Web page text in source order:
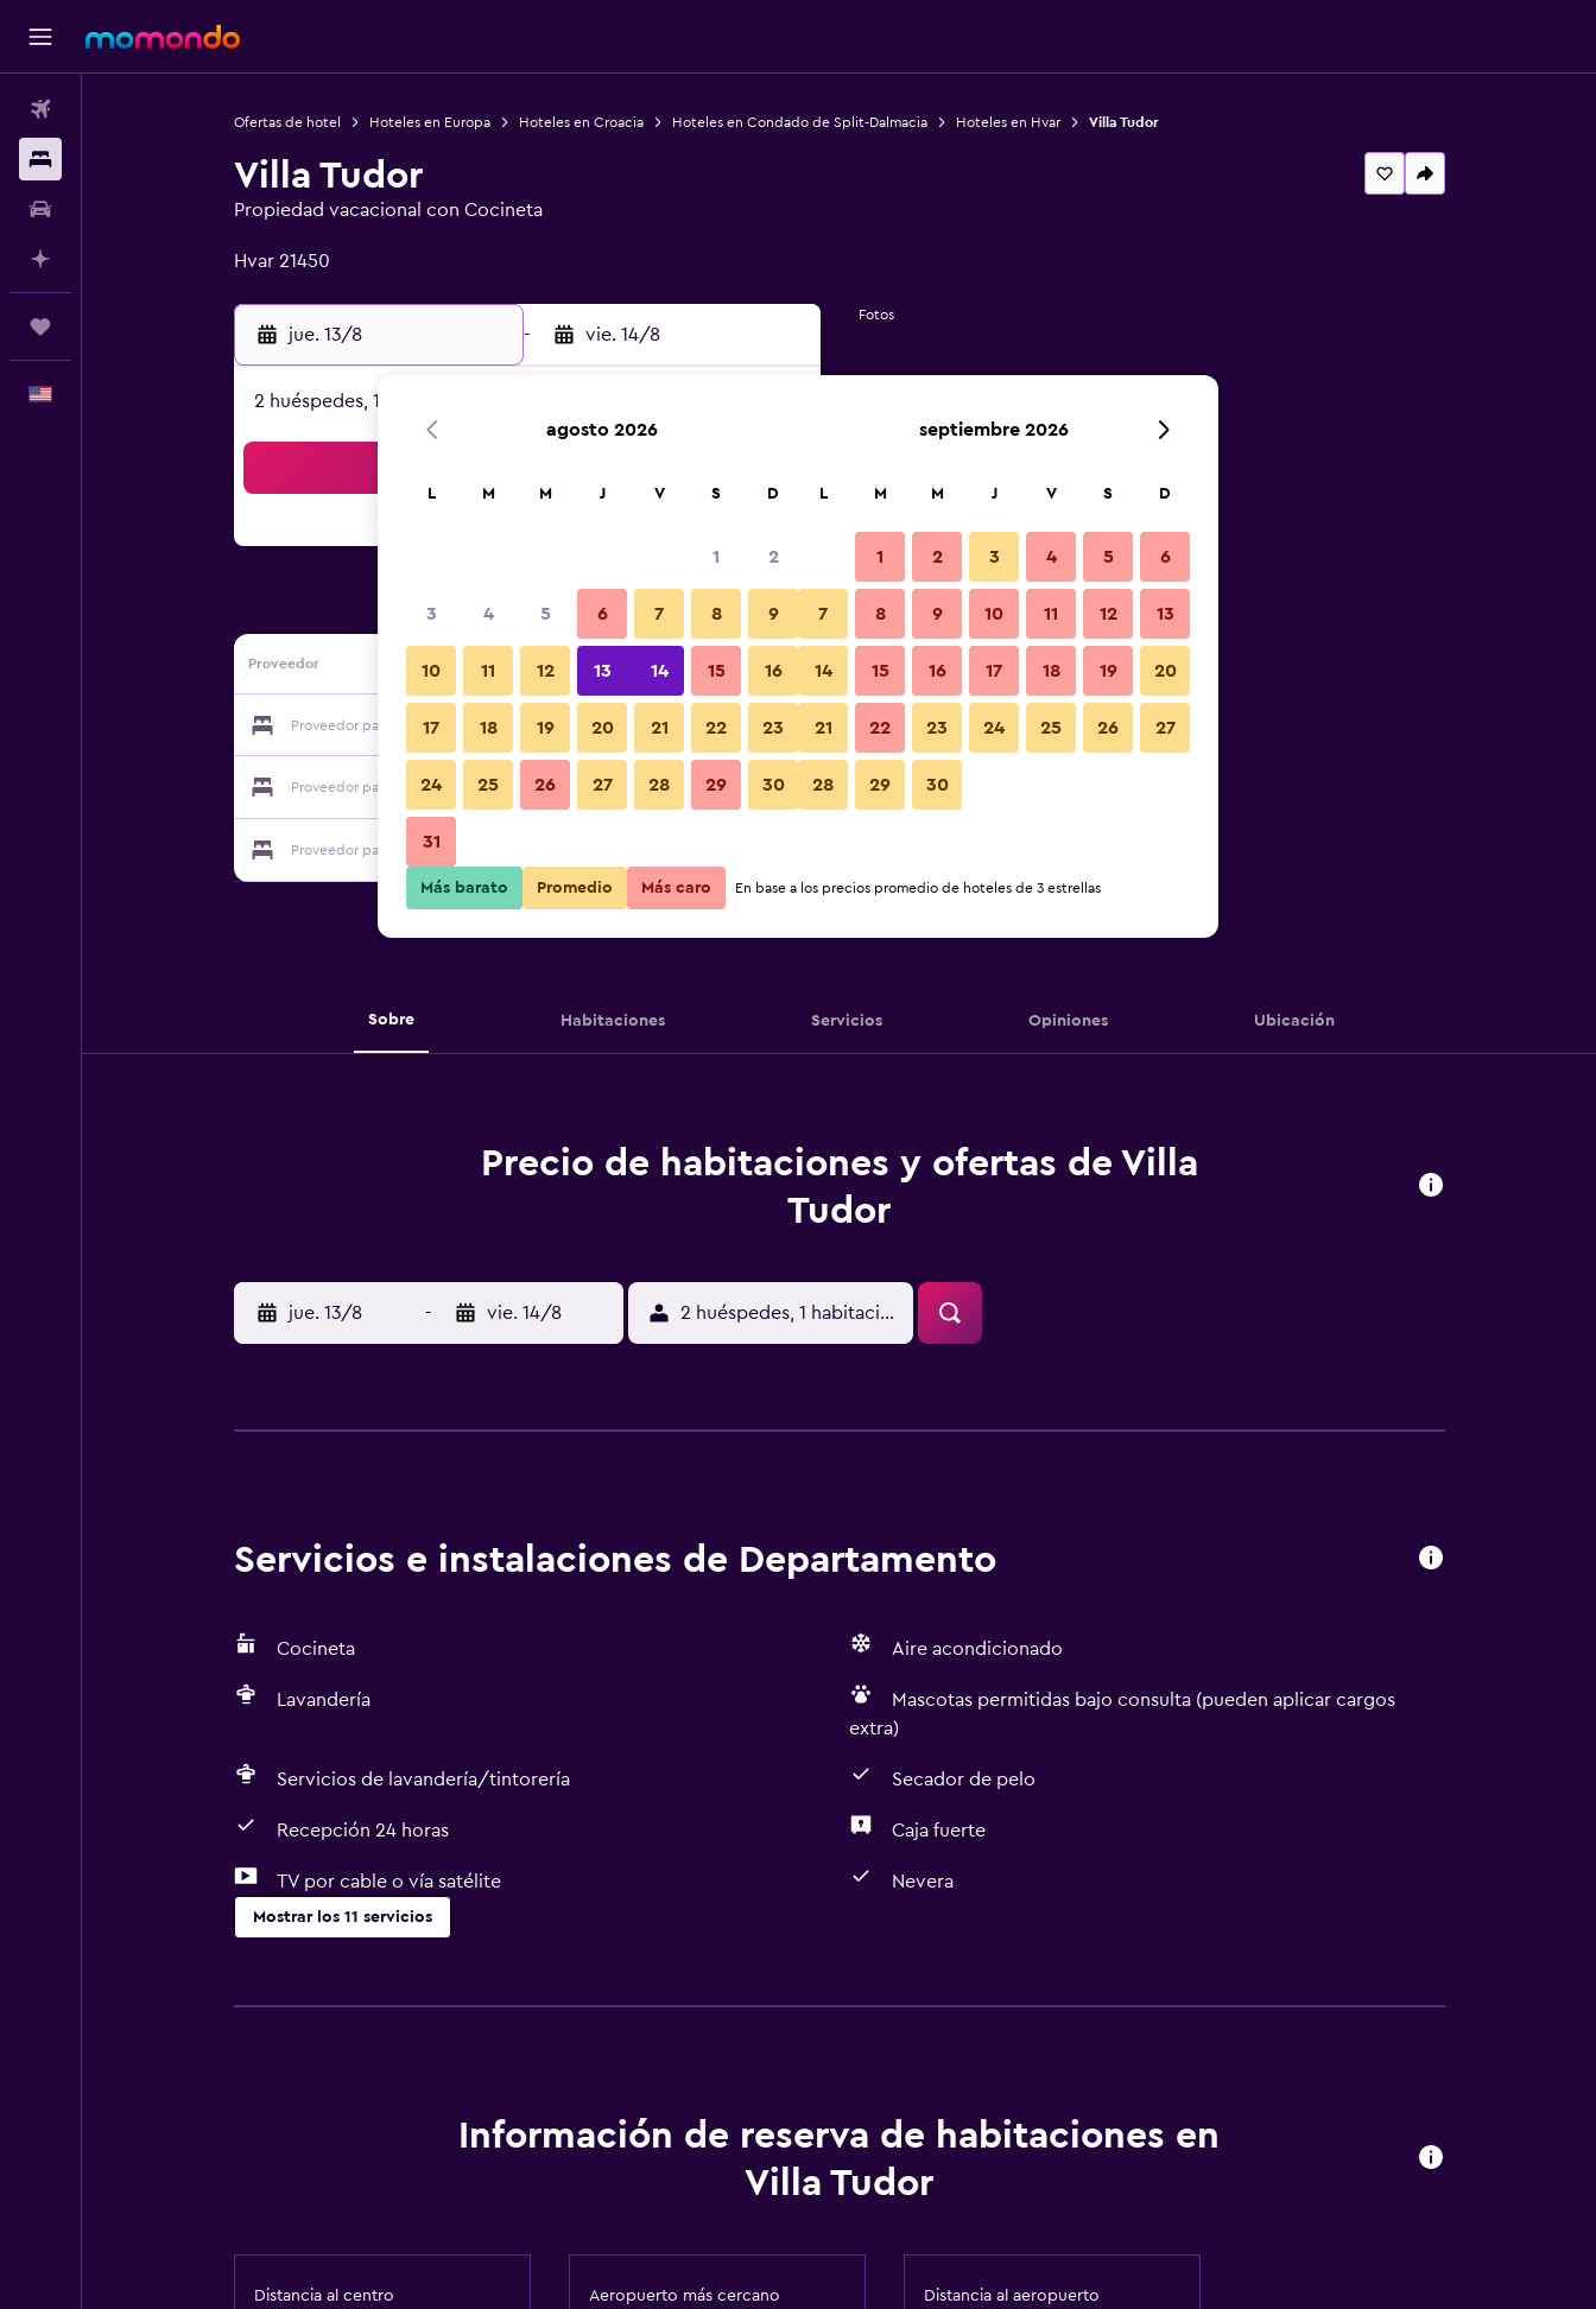
Ofertas de hotel Hoteles en Europa Hoteles en Croacia Hoteles en Condado de Split-Dalmacia Hoteles en Hvar Villa Tudor
Villa Tudor
Propiedad vacacional con Cocineta
Hvar 21450
jue. 13/8 - vie. 14/8
2 huéspedes, 1 habitación
Proveedor
Proveedor para Villa Tudor Ver precios
Proveedor para Villa Tudor Ver precios
Proveedor para Villa Tudor
Fotos
Sobre Habitaciones Servicios Opiniones Ubicación
Precio de habitaciones y ofertas de Villa
Tudor
jue. 13/8 - vie. 14/8 2 huéspedes, 1 habitación
Servicios e instalaciones de Departamento
Cocineta Aire acondicionado
Lavandería
Mascotas permitidas bajo consulta (pueden aplicar cargos
extra)
Servicios de lavandería/tintorería Secador de pelo
Recepción 24 horas Caja fuerte
TV por cable o vía satélite Nevera
Mostrar los 11 servicios
Nevera
Lavandería
TV por cable o vía satélite
Accesibilidad y adecuación
Mascotas permitidas bajo consulta (pueden aplicar cargos extra)
Baño
Secador de pelo
Información de reserva de habitaciones en
Villa Tudor
Distancia al centro Aeropuerto más cercano Distancia al aeropuerto
agosto 2026
L M M J V S D
1 2
3 4 5 6 7 8 9
10 11 12 13 14 15 16
17 18 19 20 21 22 23
24 25 26 27 28 29 30
31
septiembre 2026
L M M J V S D
1 2 3 4 5 6
7 8 9 10 11 12 13
14 15 16 17 18 19 20
21 22 23 24 25 26 27
28 29 30
Más barato Promedio Más caro En base a los precios promedio de hoteles de 3 estrellas